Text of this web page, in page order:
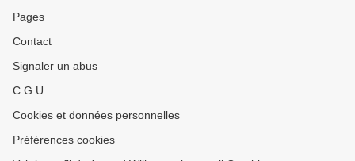
Pages
Contact
Signaler un abus
C.G.U.
Cookies et données personnelles
Préférences cookies